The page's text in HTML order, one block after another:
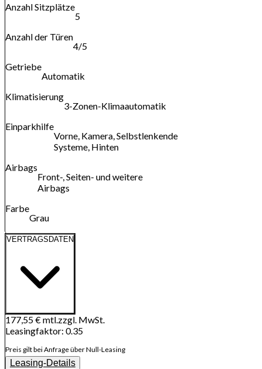
Anzahl Sitzplätze
5
Anzahl der Türen
4/5
Getriebe
Automatik
Klimatisierung
3-Zonen-Klimaautomatik
Einparkhilfe
Vorne, Kamera, Selbstlenkende
Systeme, Hinten
Airbags
Front-, Seiten- und weitere
Airbags
Farbe
Grau
VERTRAGSDATEN
177,55 €mtl. zzgl. MwSt.
Leasingfaktor: 0.35
Preis gilt bei Anfrage über Null-Leasing
Leasing-Details